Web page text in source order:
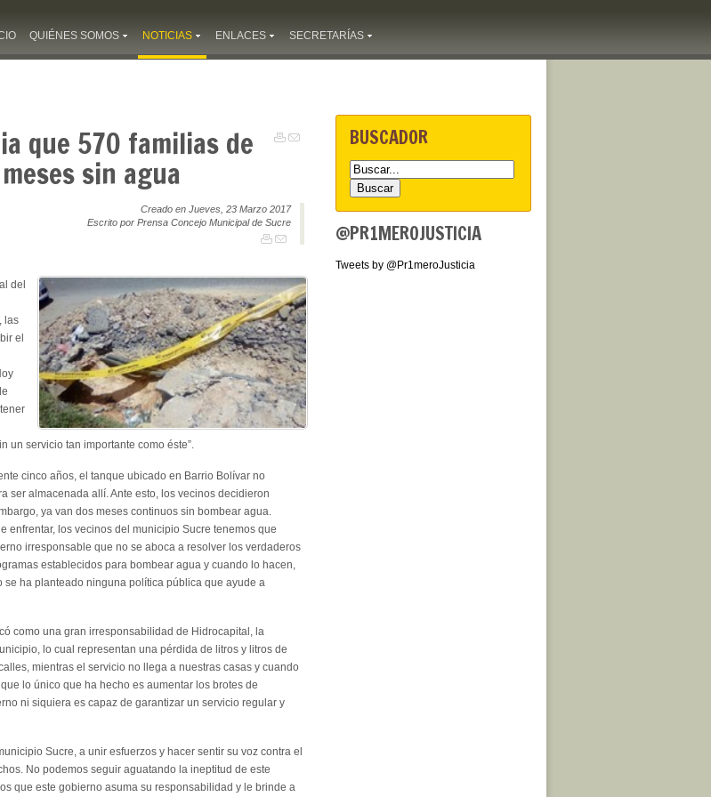
QUIÉNES SOMOS NOTICIAS ENLACES SECRETARÍAS
que 570 familias de
sin agua
Creado en Jueves, 23 Marzo 2017
Escrito por Prensa Concejo Municipal de Sucre
del
las
el
servicio tan importante como éste”.
cinco años, el tanque ubicado en Barrio Bolívar no
ser almacenada allí. Ante esto, los vecinos decidieron
ya van dos meses continuos sin bombear agua.
enfrentar, los vecinos del municipio Sucre tenemos que
irresponsable que no se aboca a resolver los verdaderos
establecidos para bombear agua y cuando lo hacen,
ha planteado ninguna política pública que ayude a
como una gran irresponsabilidad de Hidrocapital, la
lo cual representan una pérdida de litros y litros de
mientras el servicio no llega a nuestras casas y cuando
lo único que ha hecho es aumentar los brotes de
ni siquiera es capaz de garantizar un servicio regular y
Sucre, a unir esfuerzos y hacer sentir su voz contra el
No podemos seguir aguatando la ineptitud de este
que este gobierno asuma su responsabilidad y le brinde a
BUSCADOR
@PR1MEROJUSTICIA
Tweets by @Pr1meroJusticia